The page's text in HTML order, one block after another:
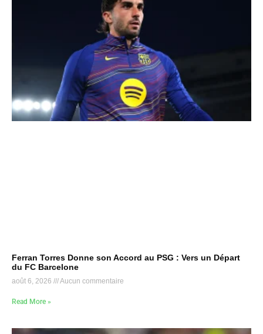
Ferran Torres Donne son Accord au PSG : Vers un Départ
du FC Barcelone
août 6, 2026 Aucun commentaire
Read More »